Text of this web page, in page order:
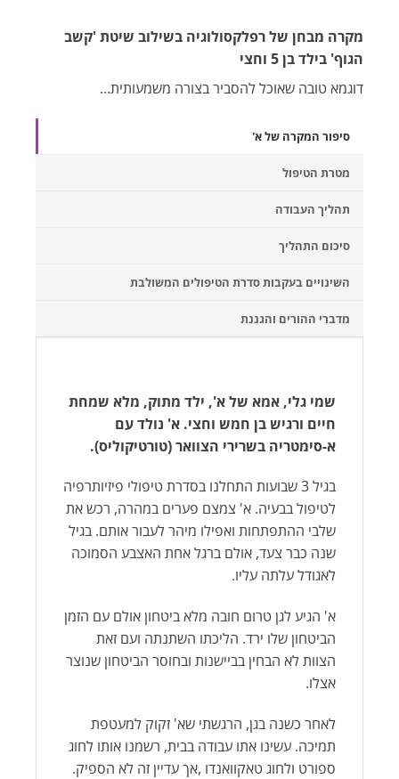
מקרה מבחן של רפלקסולוגיה בשילוב שיטת 'קשב
הגוף' בילד בן 5 וחצי
דוגמא טובה שאוכל להסביר בצורה משמעותית…
סיפור המקרה של א'
מטרת הטיפול
תהליך העבודה
סיכום התהליך
השינויים בעקבות סדרת הטיפולים המשולבת
מדברי ההורים והגננת
שמי גלי, אמא של א', ילד מתוק, מלא שמחת
חיים ורגיש בן חמש וחצי. א' נולד עם
א-סימטריה בשרירי הצוואר (טורטיקוליס).
בגיל 3 שבועות התחלנו בסדרת טיפולי פיזיותרפיה
לטיפול בבעיה. א' צמצם פערים במהרה, רכש את
שלבי ההתפתחות ואפילו מיהר לעבור אותם. בגיל
שנה כבר צעד, אולם ברגל אחת האצבע הסמוכה
לאגודל עלתה עליו.
א' הגיע לגן טרום חובה מלא ביטחון אולם עם הזמן
הביטחון שלו ירד. הליכתו השתנתה ועם זאת
הצוות לא הבחין בביישנות ובחוסר הביטחון שנוצר
אצלו.
לאחר כשנה בגן, הרגשתי שא' זקוק למעטפת
תמיכה. עשינו אתו עבודה בבית, רשמנו אותו לחוג
ספורט ולחוג טאקוואנדו ,אך עדיין זה לא הספיק.